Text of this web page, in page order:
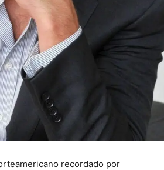
recordado por